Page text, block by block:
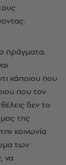
πράγματα.
κάποιου που
που τον
δεν το
της
κοινωνία
των
να